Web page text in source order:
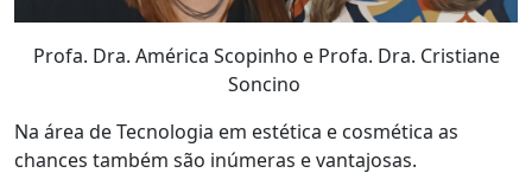
Profa. Dra. América Scopinho e Profa. Dra. Cristiane
Soncino
Na área de Tecnologia em estética e cosmética as
chances também são inúmeras e vantajosas.